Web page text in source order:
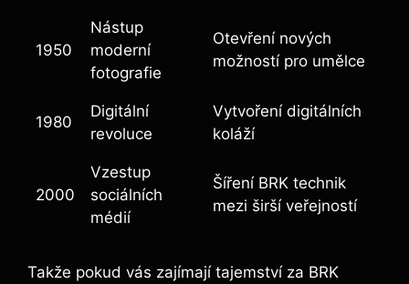
1950
Nástup
moderní
fotografie
Otevření nových
možností ⁣pro umělce
1980
Digitální
revoluce
Vytvoření digitálních
koláží
2000
Vzestup
sociálních
médií
Šíření BRK technik​
mezi širší veřejností
Takže pokud vás zajímají ⁣tajemství za ‌BRK